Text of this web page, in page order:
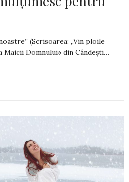
(Scrisoarea: „Vin ploile
Maicii Domnului» din Cândești…